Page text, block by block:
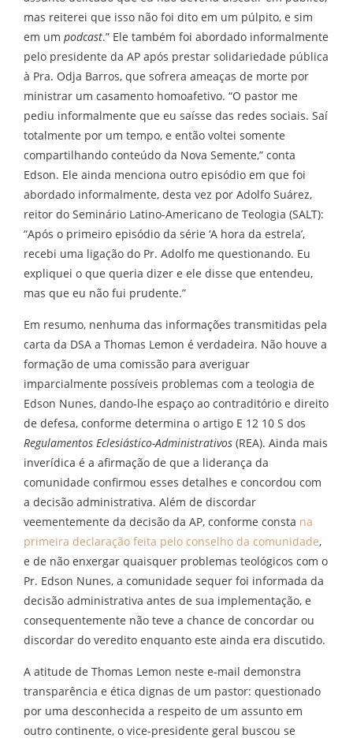
mas reiterei que isso não foi dito em um púlpito, e sim
em um podcast.” Ele também foi abordado informalmente
pelo presidente da AP após prestar solidariedade pública
à Pra. Odja Barros, que sofrera ameaças de morte por
ministrar um casamento homoafetivo. “O pastor me
pediu informalmente que eu saísse das redes sociais. Saí
totalmente por um tempo, e então voltei somente
compartilhando conteúdo da Nova Semente,” conta
Edson. Ele ainda menciona outro episódio em que foi
abordado informalmente, desta vez por Adolfo Suárez,
reitor do Seminário Latino-Americano de Teologia (SALT):
“Após o primeiro episódio da série ‘A hora da estrela’,
recebi uma ligação do Pr. Adolfo me questionando. Eu
expliquei o que queria dizer e ele disse que entendeu,
mas que eu não fui prudente.”
Em resumo, nenhuma das informações transmitidas pela
carta da DSA a Thomas Lemon é verdadeira. Não houve a
formação de uma comissão para averiguar
imparcialmente possíveis problemas com a teologia de
Edson Nunes, dando-lhe espaço ao contraditório e direito
de defesa, conforme determina o artigo E 12 10 S dos
Regulamentos Eclesiástico-Administrativos (REA). Ainda mais
inverídica é a afirmação de que a liderança da
comunidade confirmou esses detalhes e concordou com
a decisão administrativa. Além de discordar
veementemente da decisão da AP, conforme consta na
primeira declaração feita pelo conselho da comunidade,
e de não enxergar quaisquer problemas teológicos com o
Pr. Edson Nunes, a comunidade sequer foi informada da
decisão administrativa antes de sua implementação, e
consequentemente não teve a chance de concordar ou
discordar do veredito enquanto este ainda era discutido.
A atitude de Thomas Lemon neste e-mail demonstra
transparência e ética dignas de um pastor: questionado
por uma desconhecida a respeito de um assunto em
outro continente, o vice-presidente geral buscou se